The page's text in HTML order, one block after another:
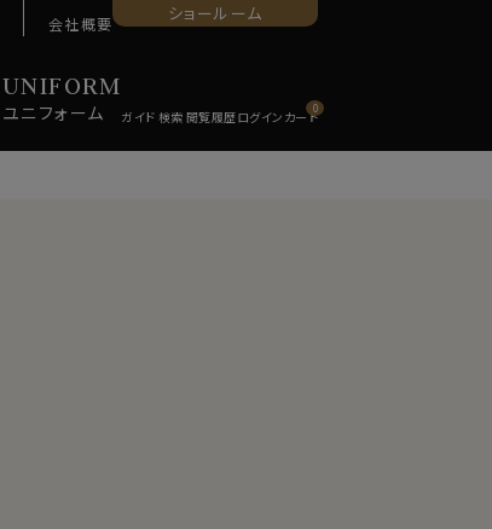
UNIFORM
ユニ フォーム
会社概要 ショールーム
0